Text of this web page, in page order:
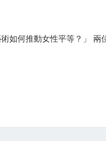
如何推動女性平等？」 兩